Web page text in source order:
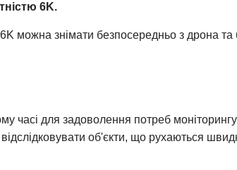
6K.
можна знімати безпосередньо з дрона та
часі для задоволення потреб
об'єкти, що рухаються